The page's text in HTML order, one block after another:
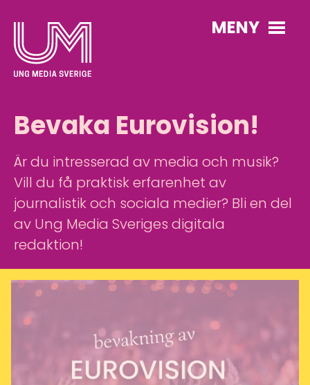
MENY
Bevaka Eurovision!
Är du intresserad av media och musik?
Vill du få praktisk erfarenhet av
journalistik och sociala medier? Bli en del
av Ung Media Sveriges digitala
redaktion!